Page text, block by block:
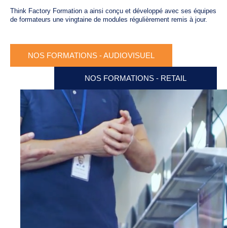
Think Factory Formation a ainsi conçu et développé avec ses équipes
de formateurs une vingtaine de modules régulièrement remis à jour.
NOS FORMATIONS - AUDIOVISUEL
NOS FORMATIONS - RETAIL